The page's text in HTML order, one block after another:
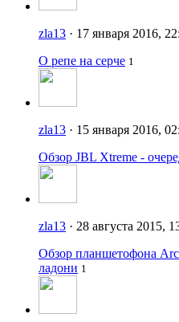
zla13 · 17 января 2016,
О репе на серче 1
zla13 · 15 января 2016,
Обзор JBL Xtreme -
zla13 · 28 августа 2015,
Обзор планшетофона
ладони 1